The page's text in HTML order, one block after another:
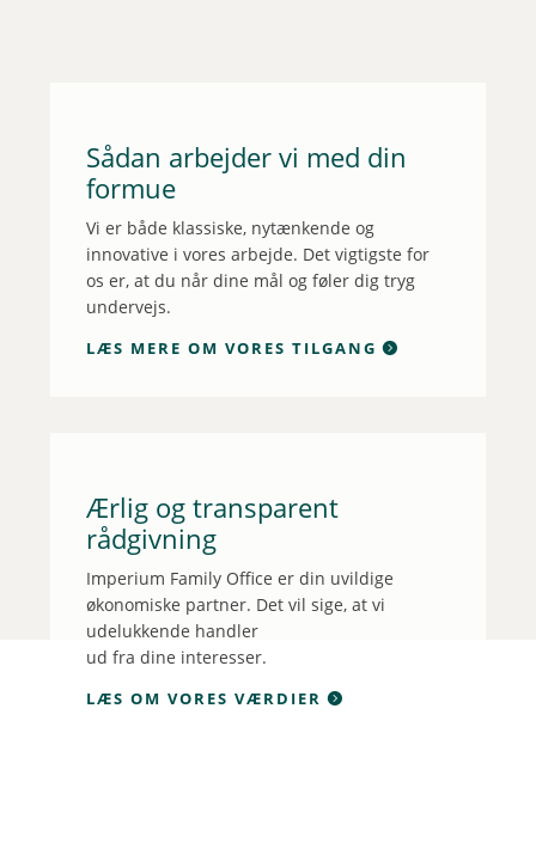
Sådan arbejder vi med din
formue
Vi er både klassiske, nytænkende og
innovative i vores arbejde. Det vigtigste for
os er, at du når dine mål og føler dig tryg
undervejs.
LÆS MERE OM VORES TILGANG
Ærlig og transparent
rådgivning
Imperium Family Office er din uvildige
økonomiske partner. Det vil sige, at vi
udelukkende handler
ud fra dine interesser.
LÆS OM VORES VÆRDIER